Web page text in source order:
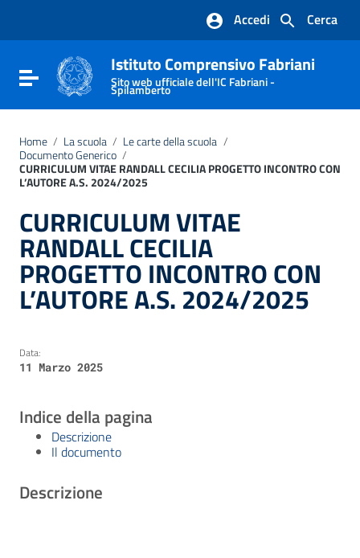
Vai al footer
Cerca
Accedi
Attiva / disattiva la navigazione
Istituto Comprensivo Fabriani
Sito web ufficiale dell'IC Fabriani -
Spilamberto
Home / La scuola / Le carte della scuola /
Documento Generico /
CURRICULUM VITAE RANDALL CECILIA PROGETTO INCONTRO CON
L’AUTORE A.S. 2024/2025
CURRICULUM VITAE
RANDALL CECILIA
PROGETTO INCONTRO CON
L’AUTORE A.S. 2024/2025
Data:
11 Marzo 2025
Indice della pagina
Descrizione
Il documento
Descrizione